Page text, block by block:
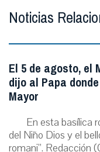
Noticias
El 5 de agosto, el
dijo al Papa
Mayor
En esta basílica
del Niño Dios y el
romani”. Redacción